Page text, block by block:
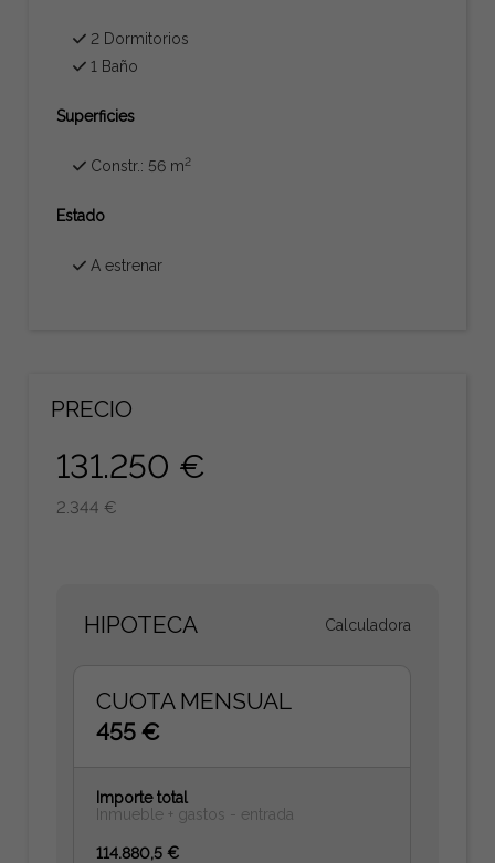
2 Dormitorios
1 Baño
Superficies
Constr.: 56 m2
Estado
A estrenar
PRECIO
131.250 €
2.344 €
HIPOTECA Calculadora
CUOTA MENSUAL
455 €
Importe total
Inmueble + gastos - entrada
114.880,5 €